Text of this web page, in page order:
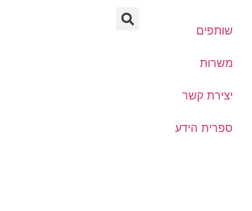
שותפים
משרות
יצירת קשר
ספרית הידע